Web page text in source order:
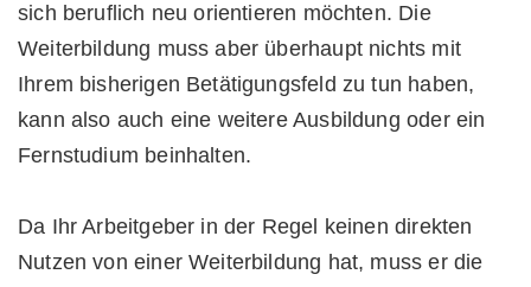
sich beruflich neu orientieren möchten. Die
Weiterbildung muss aber überhaupt nichts mit
Ihrem bisherigen Betätigungsfeld zu tun haben,
kann also auch eine weitere Ausbildung oder ein
Fernstudium beinhalten.
Da Ihr Arbeitgeber in der Regel keinen direkten
Nutzen von einer Weiterbildung hat, muss er die